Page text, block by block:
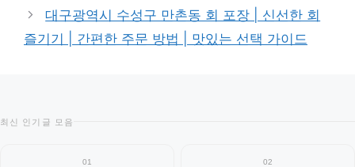
대구광역시 수성구 만촌동 회 포장 | 신선한 회
즐기기 | 간편한 주문 방법 | 맛있는 선택 가이드
최신 인기글 모음
01 02